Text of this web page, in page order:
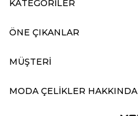
KATEGORİLER
ÖNE ÇIKANLAR
MÜŞTERİ
MODA ÇELİKLER HAKKINDA